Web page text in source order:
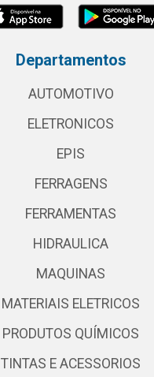
Departamentos
AUTOMOTIVO
ELETRONICOS
EPIS
FERRAGENS
FERRAMENTAS
HIDRAULICA
MAQUINAS
MATERIAIS ELETRICOS
PRODUTOS QUÍMICOS
TINTAS E ACESSORIOS